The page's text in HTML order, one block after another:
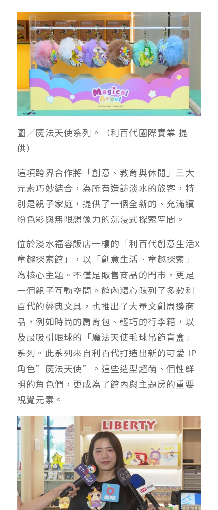
圖／魔法天使系列。（利百代國際實業 提
供）
這項跨界合作將「創意、教育與休閒」三大
元素巧妙結合，為所有造訪淡水的旅客，特
別是親子家庭，提供了一個全新的、充滿繽
紛色彩與無限想像力的沉浸式探索空間。
位於淡水福容飯店一樓的「利百代創意生活X
童趣探索館」，以「創意生活．童趣探索」
為核心主題。不僅是販售商品的門市，更是
一個親子互動空間。館內精心陳列了多款利
百代的經典文具，也推出了大量文創周邊商
品，例如時尚的肩背包、輕巧的行李箱，以
及最吸引眼球的「魔法天使毛球吊飾盲盒」
系列。此系列來自利百代打造出新的可愛 IP
角色”魔法天使”。這些造型超萌、個性鮮
明的角色們，更成為了館內與主題房的重要
視覺元素。